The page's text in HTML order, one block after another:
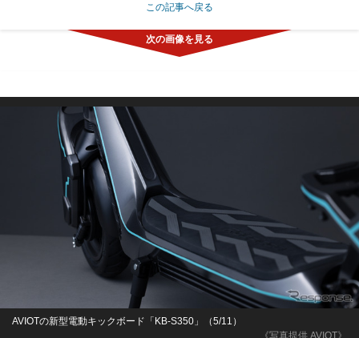
この記事へ戻る
《写真提供 AVIOT》
AVIOTの新型電動キックボード「KB-S350」（5/11）